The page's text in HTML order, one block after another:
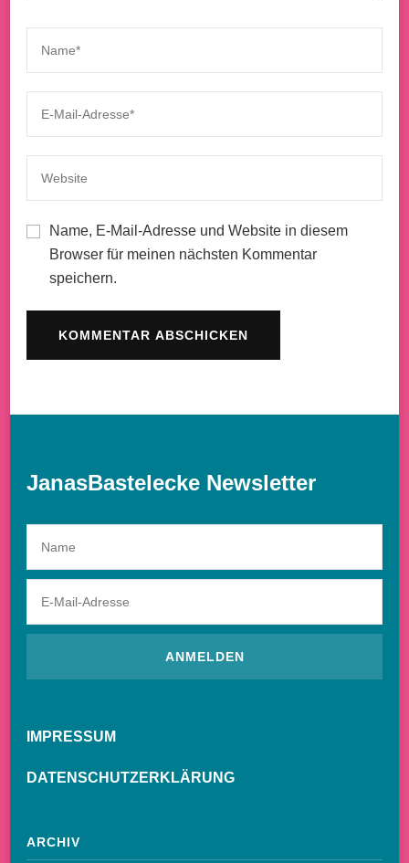
Name, E-Mail-Adresse und Website in diesem
Browser für meinen nächsten Kommentar
speichern.
JanasBastelecke Newsletter
IMPRESSUM
DATENSCHUTZERKLÄRUNG
ARCHIV